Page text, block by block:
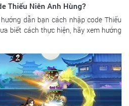
Thiếu Niên Anh Hùng?
dẫn bạn cách nhập code Thiếu
biết cách thực hiện, hãy xem hướng